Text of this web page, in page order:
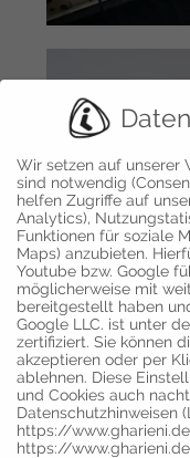
Wir setzen auf unserer
sind notwendig
helfen Zugriffe auf
Analytics),
Funktionen für soziale
Maps) anzubieten.
Youtube bzw. Google
möglicherweise mit
bereitgestellt haben
Google LLC. ist unter
zertifiziert. Sie können
akzeptieren oder per
ablehnen. Diese
und Cookies auch
Datenschutzhinweisen
https://
https://